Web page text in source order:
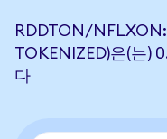
RDDTON/NFLXON:
TOKENIZED)은(는)
다